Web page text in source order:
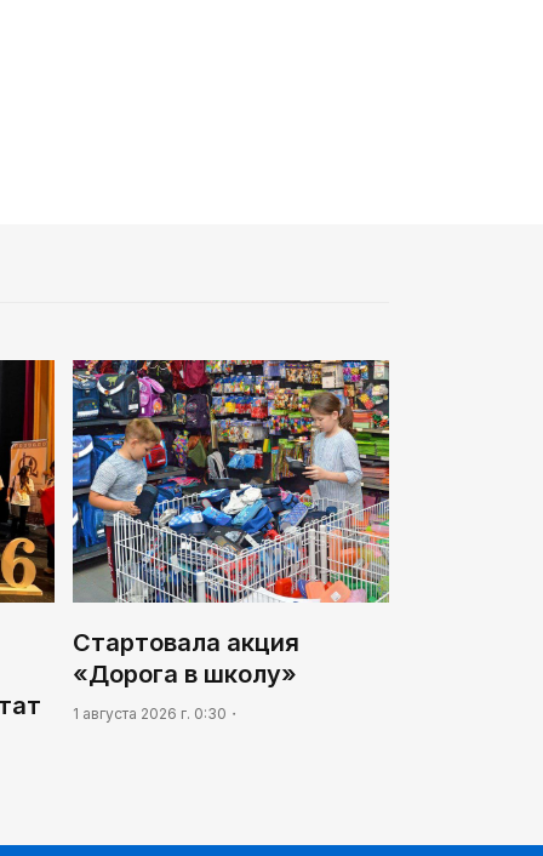
Стартовала акция
«Дорога в школу»
1 августа 2026 г. 0:30